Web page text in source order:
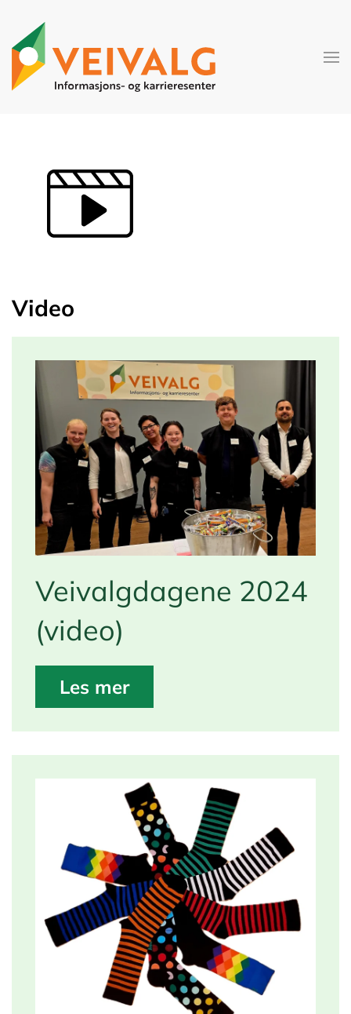
Skip to main content
Video
Veivalgdagene 2024
(video)
Les mer